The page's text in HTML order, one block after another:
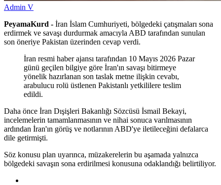
Admin V
PeyamaKurd - İran İslam Cumhuriyeti, bölgedeki çatışmaları sona
erdirmek ve savaşı durdurmak amacıyla ABD tarafından sunulan
son öneriye Pakistan üzerinden cevap verdi.
İran resmi haber ajansı tarafından 10 Mayıs 2026 Pazar
günü geçilen bilgiye göre İran'ın savaşı bitirmeye
yönelik hazırlanan son taslak metne ilişkin cevabı,
arabulucu rolü üstlenen Pakistanlı yetkililere teslim
edildi.
Daha önce İran Dışişleri Bakanlığı Sözcüsü İsmail Bekayi,
incelemelerin tamamlanmasının ve nihai sonuca varılmasının
ardından İran'ın görüş ve notlarının ABD'ye iletileceğini defalarca
dile getirmişti.
Söz konusu plan uyarınca, müzakerelerin bu aşamada yalnızca
bölgedeki savaşın sona erdirilmesi konusuna odaklandığı belirtiliyor.